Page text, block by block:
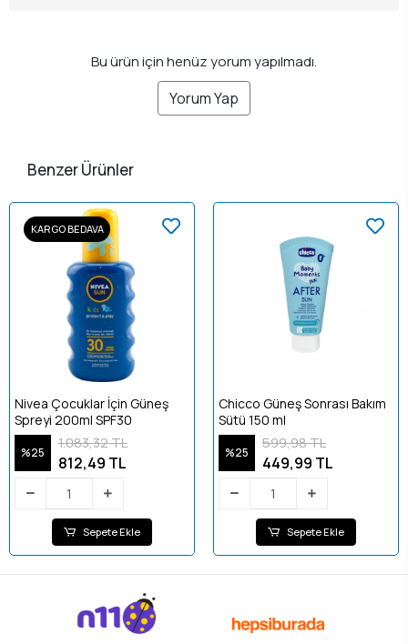
Bu ürün için henüz yorum yapılmadı.
Yorum Yap
Benzer Ürünler
KARGO BEDAVA
Nivea Çocuklar İçin Güneş
Spreyi 200ml SPF30
%25
1.083,32 TL
812,49 TL
Sepete Ekle
Chicco Güneş Sonrası Bakım
Sütü 150 ml
%25
599,98 TL
449,99 TL
Sepete Ekle